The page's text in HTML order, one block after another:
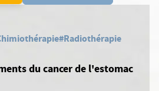
#Radiothérapie
du cancer de l'estomac